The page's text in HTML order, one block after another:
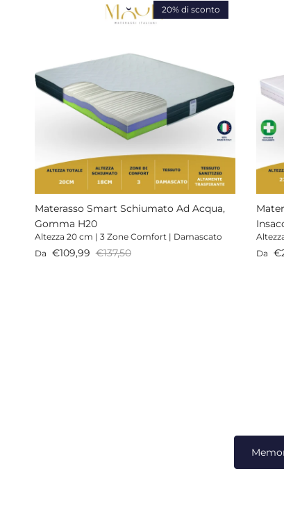
20% di sconto
Materasso Smart Schiumato Ad Acqua,
Gomma H20
Altezza 20 cm | 3 Zone Comfort | Damascato
Prezzo di vendita
Da €109,99 Prezzo normale
€137,50 Da